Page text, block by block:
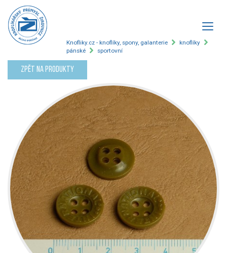
Knofliky.cz - knoflíky, spony, galanterie
knoflíky
pánské
sportovní
Zpět na produkty